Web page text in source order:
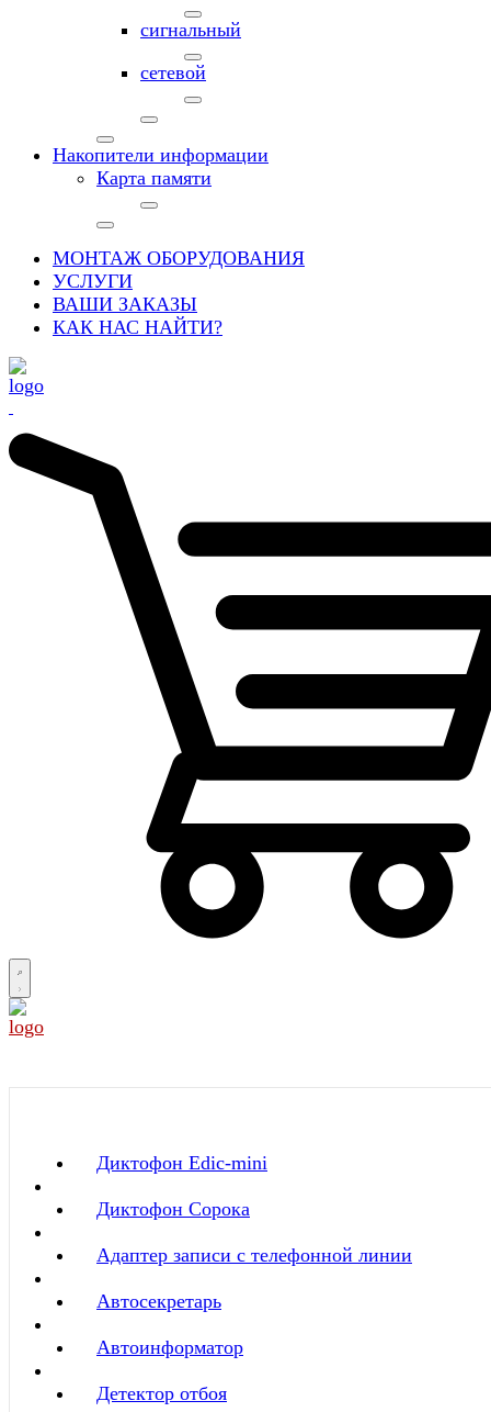
сигнальный
сетевой
Накопители информации
Карта памяти
МОНТАЖ ОБОРУДОВАНИЯ
УСЛУГИ
ВАШИ ЗАКАЗЫ
КАК НАС НАЙТИ?
Диктофон Edic-mini
Диктофон Сорока
Адаптер записи с телефонной линии
Автосекретарь
Автоинформатор
Детектор отбоя